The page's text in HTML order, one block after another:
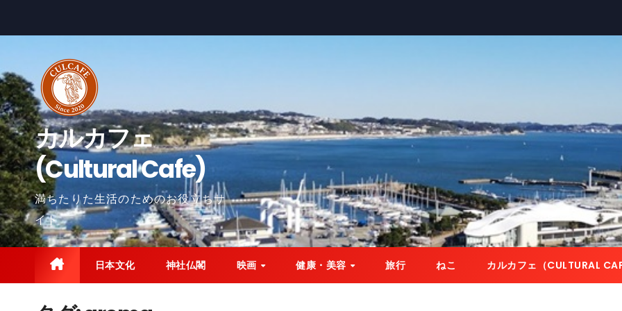
ン
ツ
に
ス
キ
ッ
プ
カルカフェ
(Cultural Cafe)
満ちたりた生活のためのお役立ちサ
イト
日本文化 神社仏閣 映画 健康・美容 旅行 ねこ カルカフェ（CULTURAL